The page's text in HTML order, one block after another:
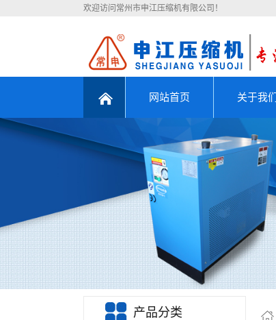
欢迎访问常州市申江压缩机有限公司！
网站首页 关于我们
公司简介
联系我们
产品分类